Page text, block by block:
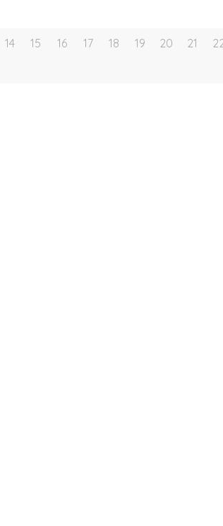
14 15 16 17 18 19 20 21